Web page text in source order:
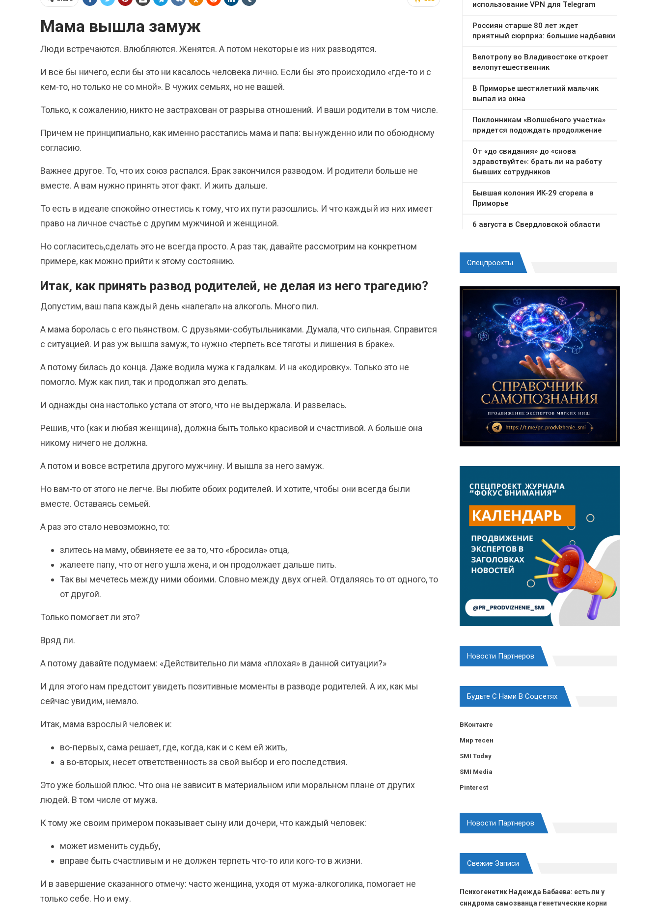
Мама вышла замуж
Люди встречаются. Влюбляются. Женятся. А потом некоторые из них разводятся.
И всё бы ничего, если бы это ни касалось человека лично. Если бы это происходило «где-то и с
кем-то, но только не со мной». В чужих семьях, но не вашей.
Только, к сожалению, никто не застрахован от разрыва отношений. И ваши родители в том числе.
Причем не принципиально, как именно расстались мама и папа: вынужденно или по обоюдному
согласию.
Важнее другое. То, что их союз распался. Брак закончился разводом. И родители больше не
вместе. А вам нужно принять этот факт. И жить дальше.
То есть в идеале спокойно отнестись к тому, что их пути разошлись. И что каждый из них имеет
право на личное счастье с другим мужчиной и женщиной.
Но согласитесь,сделать это не всегда просто. А раз так, давайте рассмотрим на конкретном
примере, как можно прийти к этому состоянию.
Итак, как принять развод родителей, не делая из него трагедию?
Допустим, ваш папа каждый день «налегал» на алкоголь. Много пил.
А мама боролась с его пьянством. С друзьями-собутыльниками. Думала, что сильная. Справится
с ситуацией. И раз уж вышла замуж, то нужно «терпеть все тяготы и лишения в браке».
А потому билась до конца. Даже водила мужа к гадалкам. И на «кодировку». Только это не
помогло. Муж как пил, так и продолжал это делать.
И однажды она настолько устала от этого, что не выдержала. И развелась.
Решив, что (как и любая женщина), должна быть только красивой и счастливой. А больше она
никому ничего не должна.
А потом и вовсе встретила другого мужчину. И вышла за него замуж.
Но вам-то от этого не легче. Вы любите обоих родителей. И хотите, чтобы они всегда были
вместе. Оставаясь семьей.
А раз это стало невозможно, то:
злитесь на маму, обвиняете ее за то, что «бросила» отца,
жалеете папу, что от него ушла жена, и он продолжает дальше пить.
Так вы мечетесь между ними обоими. Словно между двух огней. Отдаляясь то от одного, то
от другой.
Только помогает ли это?
Вряд ли.
А потому давайте подумаем: «Действительно ли мама «плохая» в данной ситуации?»
И для этого нам предстоит увидеть позитивные моменты в разводе родителей. А их, как мы
сейчас увидим, немало.
Итак, мама взрослый человек и:
во-первых, сама решает, где, когда, как и с кем ей жить,
а во-вторых, несет ответственность за свой выбор и его последствия.
Это уже большой плюс. Что она не зависит в материальном или моральном плане от других
людей. В том числе от мужа.
К тому же своим примером показывает сыну или дочери, что каждый человек:
может изменить судьбу,
вправе быть счастливым и не должен терпеть что-то или кого-то в жизни.
И в завершение сказанного отмечу: часто женщина, уходя от мужа-алкоголика, помогает не
только себе. Но и ему.
Спецпроекты
Новости Партнеров
Будьте С Нами В Соцсетях
ВКонтакте
Мир тесен
SMI Today
SMI Media
Pinterest
Новости Партнеров
Свежие Записи
Психогенетик Надежда Бабаева: есть ли у
синдрома самозванца генетические корни